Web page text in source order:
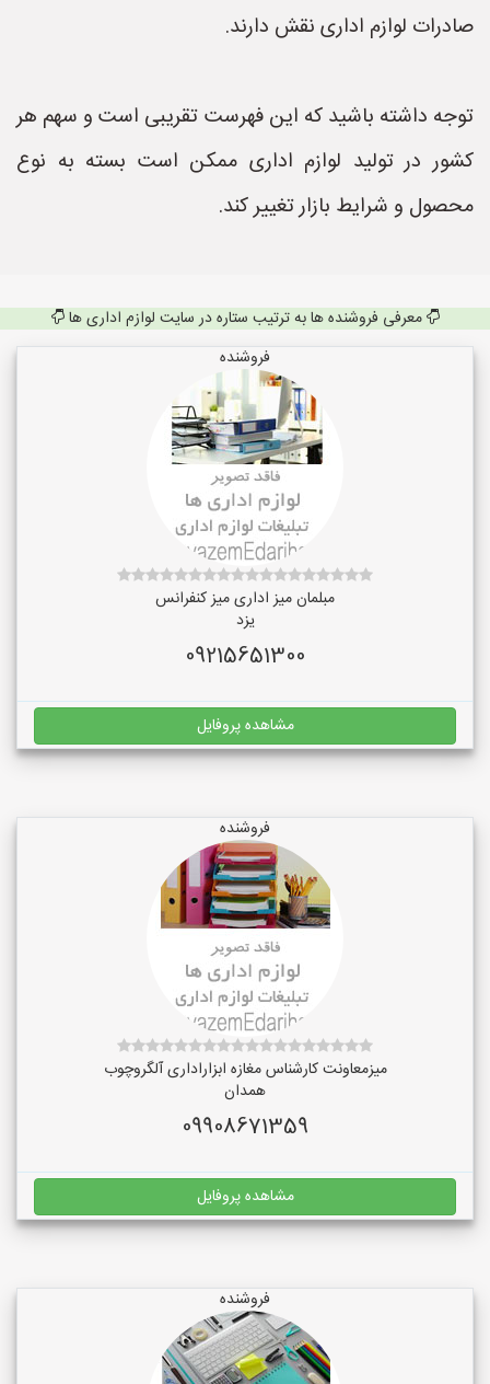
صادرات لوازم اداری نقش دارند.
توجه داشته باشید که این فهرست تقریبی است و سهم هر
کشور در تولید لوازم اداری ممکن است بسته به نوع
محصول و شرایط بازار تغییر کند.
معرفی فروشنده ها به ترتیب ستاره در سایت لوازم اداری ها
فروشنده
مبلمان میز اداری میز کنفرانس
یزد
09215651300
مشاهده پروفایل
فروشنده
میزمعاونت کارشناس مغازه ابزاراداری آلگروچوب
همدان
09908671359
مشاهده پروفایل
فروشنده